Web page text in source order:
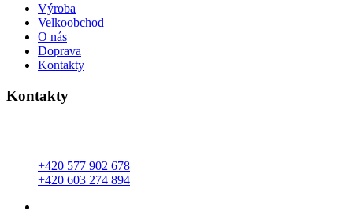
Výroba
Velkoobchod
O nás
Doprava
Kontakty
Kontakty
+420 577 902 678
+420 603 274 894